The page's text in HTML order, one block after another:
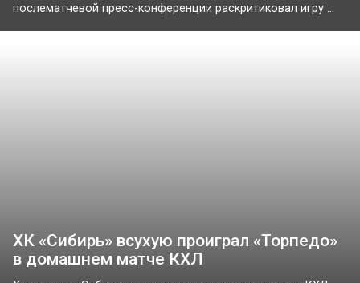
послематчевой пресс-конференции раскритиковал игру ...
ХК «Сибирь» всухую проиграл «Торпедо»
в домашнем матче КХЛ